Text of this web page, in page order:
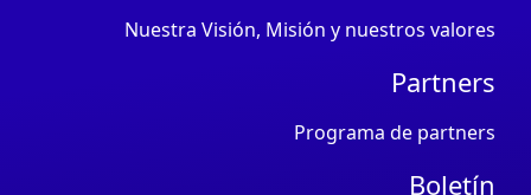
Nuestra Visión, Misión y nuestros valores
Partners
Programa de partners
Boletín